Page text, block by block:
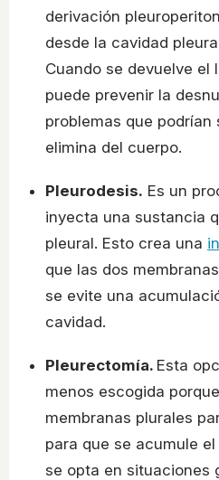
derivación
desde la cavidad
Cuando se devuelve el
puede prevenir la
problemas que podrían
elimina del cuerpo.
Pleurodesis. Es un
inyecta una sustancia
pleural. Esto crea una
que las dos
se evite una
cavidad.
Pleurectomía. Esta
menos escogida
membranas plurales
para que se acumule
se opta en situaciones